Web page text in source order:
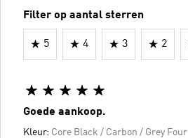
Filter op aantal sterren
5 4 3 2
Goede aankoop.
Kleur: Core Black / Carbon / Grey Four